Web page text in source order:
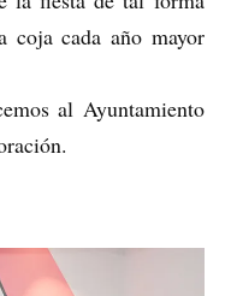
coja cada año mayor
al Ayuntamiento